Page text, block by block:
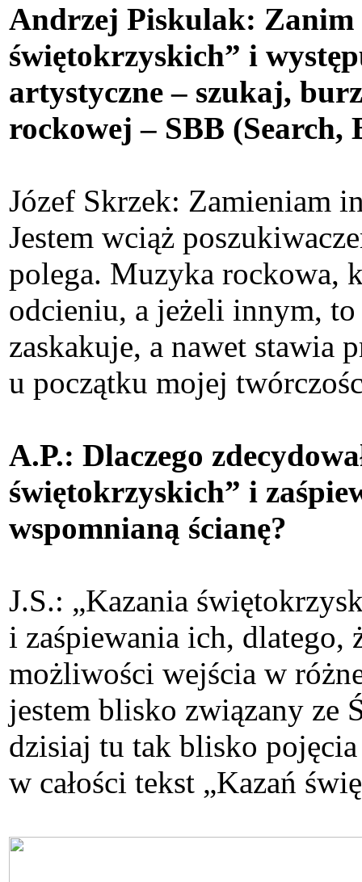
Andrzej Piskulak: Zanim
świętokrzyskich” i
artystyczne – szukaj,
rockowej – SBB (Search,
Józef Skrzek: Zamieniam
Jestem wciąż
polega. Muzyka rockowa,
odcieniu, a jeżeli innym, to
zaskakuje, a nawet stawia
u początku mojej
A.P.: Dlaczego
świętokrzyskich” i
wspomnianą ścianę?
J.S.: „Kazania
i zaśpiewania ich, dlatego,
możliwości wejścia w
jestem blisko związany ze
dzisiaj tu tak blisko
w całości tekst „Kazań